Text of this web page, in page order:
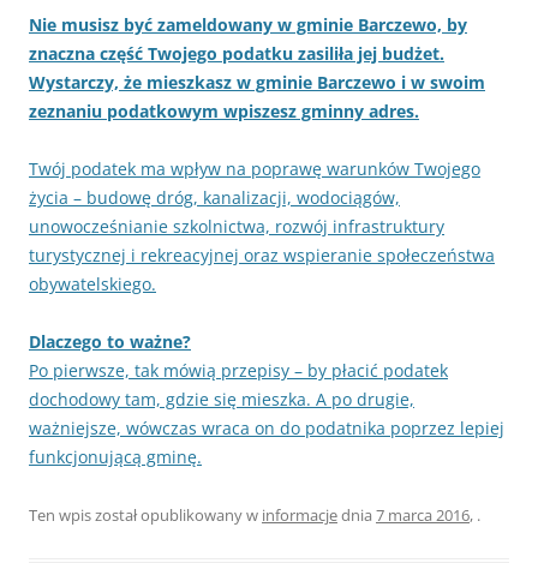
Nie musisz być zameldowany w gminie Barczewo, by
znaczna część Twojego podatku zasiliła jej budżet.
Wystarczy, że mieszkasz w gminie Barczewo i w swoim
zeznaniu podatkowym wpiszesz gminny adres.
Twój podatek ma wpływ na poprawę warunków Twojego
życia – budowę dróg, kanalizacji, wodociągów,
unowocześnianie szkolnictwa, rozwój infrastruktury
turystycznej i rekreacyjnej oraz wspieranie społeczeństwa
obywatelskiego.
Dlaczego to ważne?
Po pierwsze, tak mówią przepisy – by płacić podatek
dochodowy tam, gdzie się mieszka. A po drugie,
ważniejsze, wówczas wraca on do podatnika poprzez lepiej
funkcjonującą gminę.
Ten wpis został opublikowany w informacjednia 7 marca 2016, .